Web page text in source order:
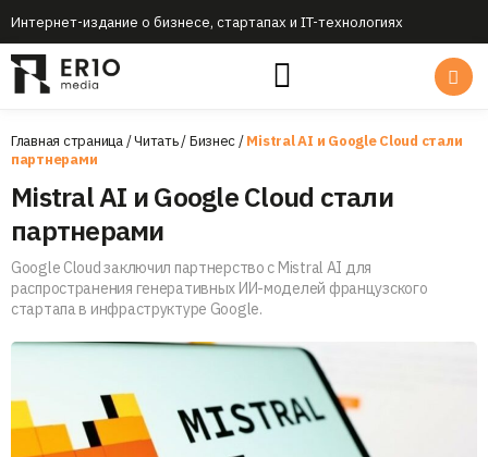
Интернет-издание о бизнесе, стартапах и IT-технологиях
Главная страница/Читать/Бизнес/Mistral AI и Google Cloud стали
партнерами
Mistral AI и Google Cloud стали
партнерами
Google Cloud заключил партнерство с Mistral AI для
распространения генеративных ИИ-моделей французского
стартапа в инфраструктуре Google.